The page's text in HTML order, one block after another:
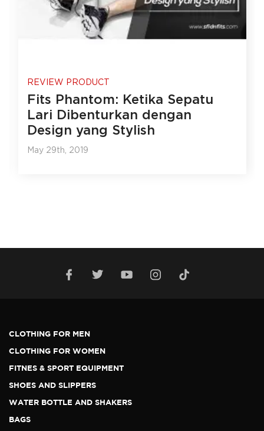
REVIEW PRODUCT
Fits Phantom: Ketika Sepatu
Lari Dibenturkan dengan
Design yang Stylish
May 29th, 2019
CLOTHING FOR MEN
CLOTHING FOR WOMEN
FITNES & SPORT EQUIPMENT
SHOES AND SLIPPERS
WATER BOTTLE AND SHAKERS
BAGS